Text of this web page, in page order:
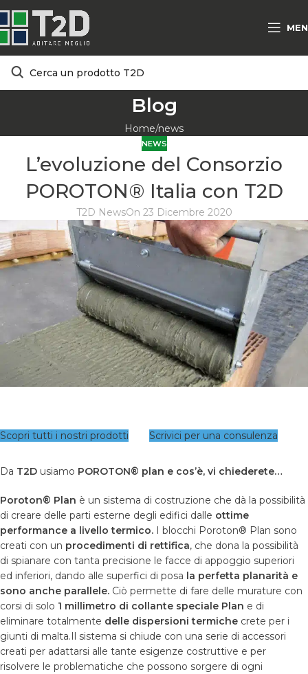
Blog
Home news
NEWS
L’evoluzione del Consorzio
POROTON® Italia con T2D
T2D NewsOn 23 Dicembre 2020
Scopri tutti i nostri prodotti Scrivici per una consulenza
Da T2D usiamo POROTON® plan e cos’è, vi chiederete…
Poroton® Plan è un sistema di costruzione che dà la possibilità
di creare delle parti esterne degli edifici dalle ottime
performance a livello termico. I blocchi Poroton® Plan sono
creati con un procedimenti di rettifica, che dona la possibilità
di spianare con tanta precisione le facce di appoggio superiori
ed inferiori, dando alle superfici di posa la perfetta planarità e
sono anche parallele. Ciò permette di fare delle murature con
corsi di solo 1 millimetro di collante speciale Plan e di
eliminare totalmente delle dispersioni termiche crete per i
giunti di malta.Il sistema si chiude con una serie di accessori
creati per adattarsi alle tante esigenze costruttive e per
risolvere le problematiche che possono sorgere di ogni